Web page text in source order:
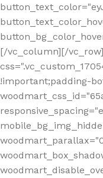
[/vc_column][/
!important;padding-